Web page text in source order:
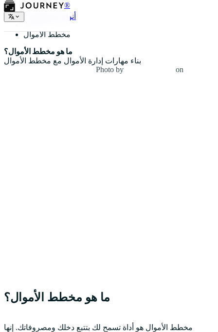
®
أنواع المخططات
مخطط الأموال
ما هو مخطط الأموال؟
بناء مهارات إدارة الأموال مع مخطط الأموال
Photo by
on
ما هو مخطط الأموال؟
مخطط الأموال هو أداة تسمح لك بتتبع دخلك ومصروفاتك. إنها